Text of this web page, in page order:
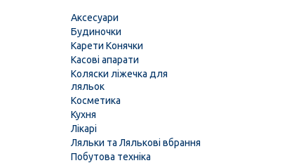
Аксесуари
Будиночки
Карети Конячки
Касові апарати
Коляски ліжечка для
ляльок
Косметика
Кухня
Лікарі
Ляльки та Лялькові вбрання
Побутова техніка